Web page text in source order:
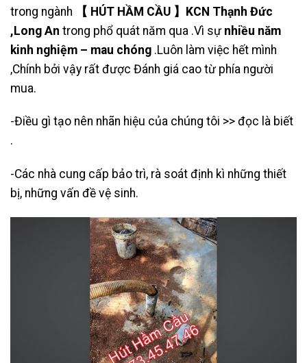
trong ngành
【 HÚT HẦM CẦU 】KCN Thạnh Đức
,Long An trong phổ quát năm qua .Vì sự nhiều năm
kinh nghiệm – mau chóng .Luôn làm việc hết mình
,Chính bởi vậy rất được Đánh giá cao từ phía người
mua.
-Điều gì tạo nên nhãn hiệu của chúng tôi >> đọc là biết
.
-Các nhà cung cấp bảo trì, rà soát định kì những thiết
bị, những vấn đề vệ sinh.